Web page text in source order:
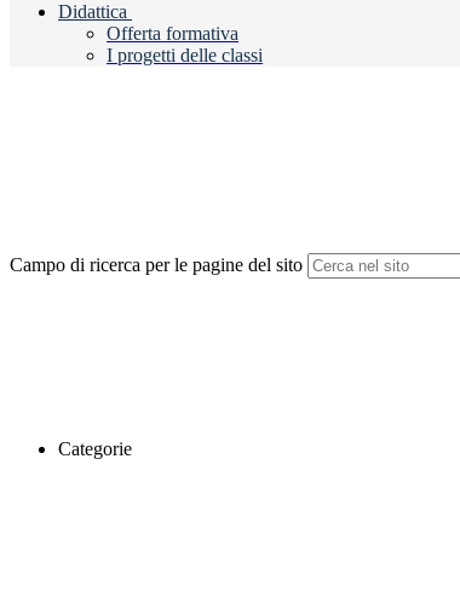
Didattica
Offerta formativa
I progetti delle classi
Campo di ricerca per le pagine del sito
Categorie